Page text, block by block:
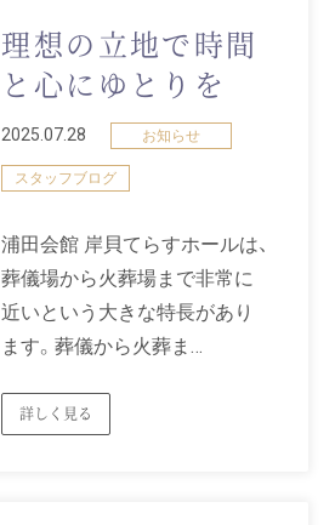
理想の立地で時間
と心にゆとりを
2025.07.28 お知らせ
スタッフブログ
浦田会館 岸貝てらすホールは、
葬儀場から火葬場まで非常に
近いという大きな特長があり
ます。葬儀から火葬ま…
詳しく見る